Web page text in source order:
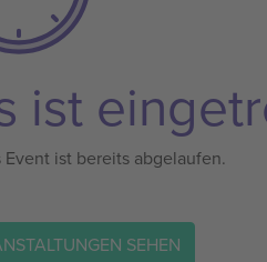
ist
ist bereits abgelaufen.
SEHEN